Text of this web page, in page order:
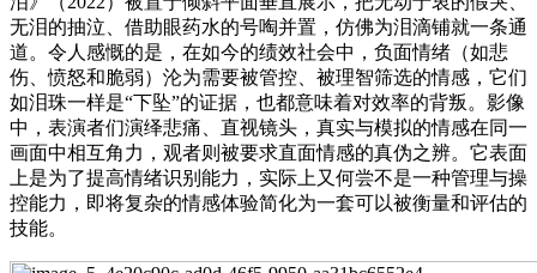
无泪的抽泣、借助眼药水的号啕并置，仿佛为泪滴铺就一条通
道。令人感慨的是，在如今的绩效社会中，负面情绪（如悲
伤、愤怒和脆弱）沦为需要被管控、被理智筛选的情感，它们
如泪珠一样是“下坠”的证据，也都意味着对效率的背叛。影像
中，表演者们演绎悲痛、直视镜头，真实与模拟的情感在同一
画面中相互角力，观者则被要求直面情感的真伪之辨。它表面
上是为了提高情绪识别能力，实际上又何尝不是一种管理与操
控能力，即将复杂的情感体验简化为一套可以被衡量和评估的
技能。